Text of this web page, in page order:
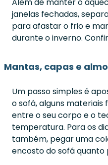
janelas fechadas,
para afastar o frio e
durante o inverno.
Mantas, capas e
Um passo simples é
o sofá, alguns
entre o seu corpo e o
temperatura. Para os
também, pegar uma
encosto do sofá quanto